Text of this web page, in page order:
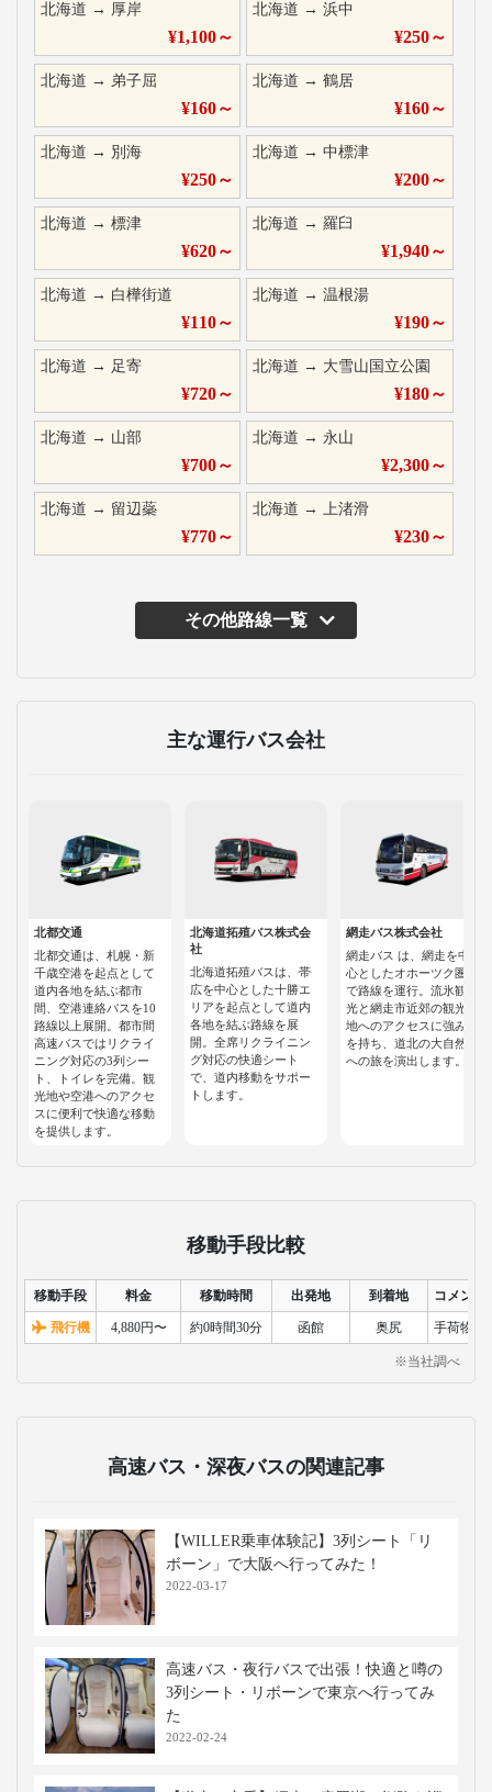
北海道 → 厚岸
¥1,100～
北海道 →浜中
¥250～
北海道 → 弟子屈
¥160～
北海道 →鶴居
¥160～
北海道 → 別海
¥250～
北海道 →中標津
¥200～
北海道 → 標津
¥620～
北海道 →羅臼
¥1,940～
北海道 → 白樺街道
¥110～
北海道 →温根湯
¥190～
北海道 → 足寄
¥720～
北海道 → 大雪山国立公園
¥180～
北海道 → 山部
¥700～
北海道 → 永山
¥2,300～
北海道 → 留辺蘂
¥770～
北海道 →上渚滑
¥230～
その他路線一覧
主な運行バス会社
北都交通
北都交通は、札幌・新
千歳空港を起点として
道内各地を結ぶ都市
間、空港連絡バスを10
路線以上展開。都市間
高速バスではリクライ
ニング対応の3列シー
ト、トイレを完備。観
光地や空港へのアクセ
スに便利で快適な移動
を提供します。
北海道拓殖バス株式会
社
北海道拓殖バスは、帯
広を中心とした十勝エ
リアを起点として道内
各地を結ぶ路線を展
開。全席リクライニン
グ対応の快適シート
で、道内移動をサポー
トします。
網走バス株式会社
網走バス は、網走を中
心としたオホーツク圏
で路線を運行。流氷観
光と網走市近郊の観光
地へのアクセスに強み
を持ち、道北の大自然
への旅を演出します。
移動手段比較
移動手段 料金 移動時間 出発地 到着地 コメント
飛行機 4,880円〜 約0時間30分 函館 奥尻 手荷物検
※当社調べ
高速バス・深夜バスの関連記事
【WILLER乗車体験記】3列シート「リ
ボーン」で大阪へ行ってみた！
2022-03-17
高速バス・夜行バスで出張！快適と噂の
3列シート・リボーンで東京へ行ってみ
た
2022-02-24